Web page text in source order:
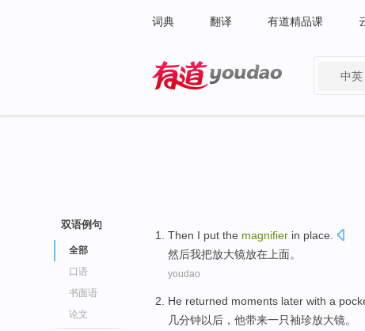
词典 翻译 有道精品课
中英
双语例句
全部
口语
书面语
论文
Then I put the magnifier in place.
然后我把放大镜放在上面。
youdao
He returned moments later with a
几分钟以后 ， 他带来一只袖珍放大镜。